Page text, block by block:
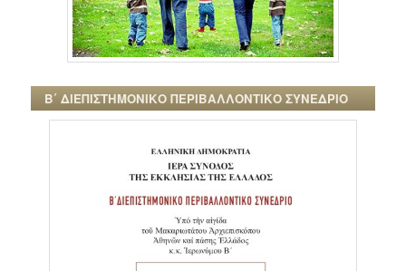
Β΄ ΔΙΕΠΙΣΤΗΜΟΝΙΚΟ ΠΕΡΙΒΑΛΛΟΝΤΙΚΟ ΣΥΝΕΔΡΙΟ